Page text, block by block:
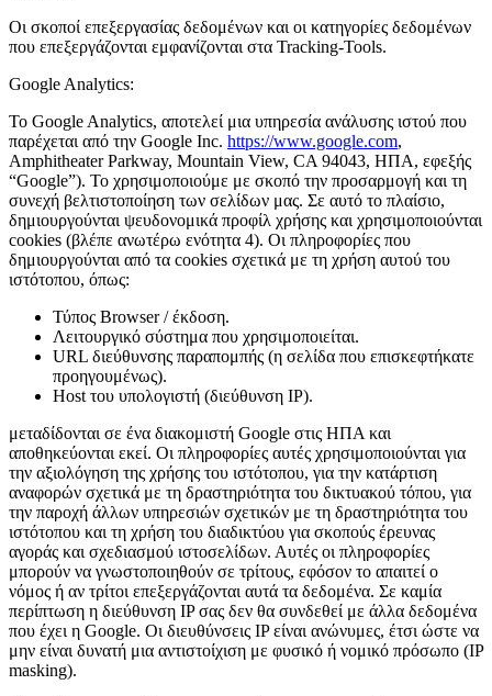
Οι σκοποί επεξεργασίας δεδομένων και οι κατηγορίες δεδομένων
που επεξεργάζονται εμφανίζονται στα Tracking-Tools.
Google Analytics:
Το Google Analytics, αποτελεί μια υπηρεσία ανάλυσης ιστού που
παρέχεται από την Google Inc. https://www.google.com,
Amphitheater Parkway, Mountain View, CA 94043, ΗΠΑ, εφεξής
“Google”). Το χρησιμοποιούμε με σκοπό την προσαρμογή και τη
συνεχή βελτιστοποίηση των σελίδων μας. Σε αυτό το πλαίσιο,
δημιουργούνται ψευδονομικά προφίλ χρήσης και χρησιμοποιούνται
cookies (βλέπε ανωτέρω ενότητα 4). Οι πληροφορίες που
δημιουργούνται από τα cookies σχετικά με τη χρήση αυτού του
ιστότοπου, όπως:
Τύπος Browser / έκδοση.
Λειτουργικό σύστημα που χρησιμοποιείται.
URL διεύθυνσης παραπομπής (η σελίδα που επισκεφτήκατε
προηγουμένως).
Host του υπολογιστή (διεύθυνση IP).
μεταδίδονται σε ένα διακομιστή Google στις ΗΠΑ και
αποθηκεύονται εκεί. Οι πληροφορίες αυτές χρησιμοποιούνται για
την αξιολόγηση της χρήσης του ιστότοπου, για την κατάρτιση
αναφορών σχετικά με τη δραστηριότητα του δικτυακού τόπου, για
την παροχή άλλων υπηρεσιών σχετικών με τη δραστηριότητα του
ιστότοπου και τη χρήση του διαδικτύου για σκοπούς έρευνας
αγοράς και σχεδιασμού ιστοσελίδων. Αυτές οι πληροφορίες
μπορούν να γνωστοποιηθούν σε τρίτους, εφόσον το απαιτεί ο
νόμος ή αν τρίτοι επεξεργάζονται αυτά τα δεδομένα. Σε καμία
περίπτωση η διεύθυνση IP σας δεν θα συνδεθεί με άλλα δεδομένα
που έχει η Google. Οι διευθύνσεις IP είναι ανώνυμες, έτσι ώστε να
μην είναι δυνατή μια αντιστοίχιση με φυσικό ή νομικό πρόσωπο (IP
masking).